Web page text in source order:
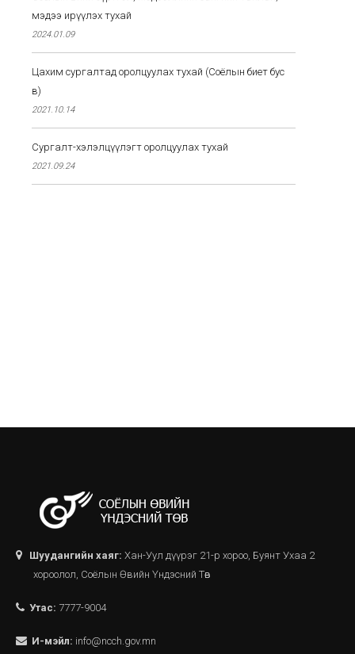
мэдээ ирүүлэх тухай
2024.01.09
Цахим сургалтад оролцуулах тухай (Соёлын биет бус
өв)
2021.10.14
Сургалт-хэлэлцүүлэгт оролцуулах тухай
2021.09.24
Шуудангийн хаяг: Хан-Уул дүүрэг 21-р хороо, Буянт Ухаа 2
хороолол, Соёлын Өвийн Үндэсний Төв
Утас: 7777-9004
И-мэйл: info@ncch.gov.mn